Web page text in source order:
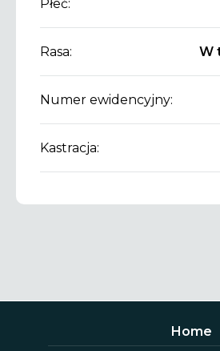
Płeć:
Rasa: W
Numer ewidencyjny:
Kastracja:
Home